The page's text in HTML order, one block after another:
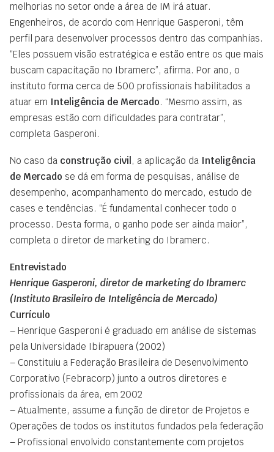
melhorias no setor onde a área de IM irá atuar.
Engenheiros, de acordo com Henrique Gasperoni, têm
perfil para desenvolver processos dentro das companhias.
“Eles possuem visão estratégica e estão entre os que mais
buscam capacitação no Ibramerc”, afirma. Por ano, o
instituto forma cerca de 500 profissionais habilitados a
atuar em Inteligência de Mercado. “Mesmo assim, as
empresas estão com dificuldades para contratar”,
completa Gasperoni.
No caso da construção civil , a aplicação da Inteligência
de Mercado se dá em forma de pesquisas, análise de
desempenho, acompanhamento do mercado, estudo de
cases e tendências. “É fundamental conhecer todo o
processo. Desta forma, o ganho pode ser ainda maior”,
completa o diretor de marketing do Ibramerc.
Entrevistado
Henrique Gasperoni, diretor de marketing do Ibramerc
(Instituto Brasileiro de Inteligência de Mercado)
Currículo
– Henrique Gasperoni é graduado em análise de sistemas
pela Universidade Ibirapuera (2002)
– Constituiu a Federação Brasileira de Desenvolvimento
Corporativo (Febracorp) junto a outros diretores e
profissionais da área, em 2002
– Atualmente, assume a função de diretor de Projetos e
Operações de todos os institutos fundados pela federação
– Profissional envolvido constantemente com projetos